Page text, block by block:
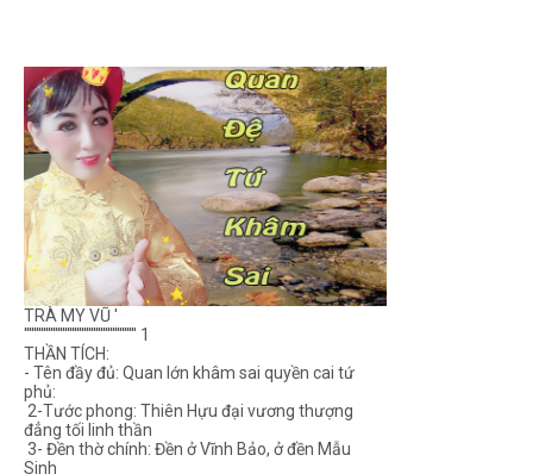
TRÀ MY VŨ '
''''''''''''''''''''''''''''''''''''''''''''''' 1
THẦN TÍCH:
- Tên đầy đủ: Quan lớn khâm sai quyền cai tứ
phủ:
2-Tước phong: Thiên Hựu đại vương thượng
đẳng tối linh thần
3- Đền thờ chính: Đền ở Vĩnh Bảo, ở đền Mẫu
Sinh